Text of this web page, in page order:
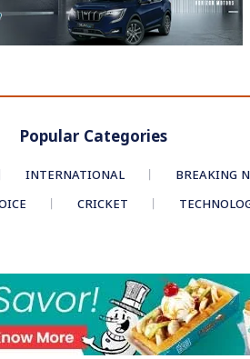
Popular Categories
INTERNATIONAL BREAKING
CRICKET